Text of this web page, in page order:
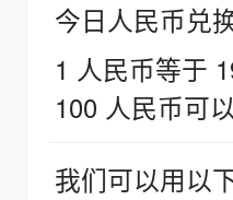
今日人民币兑
1 人民币等于
100 人民币可
我们可以用以